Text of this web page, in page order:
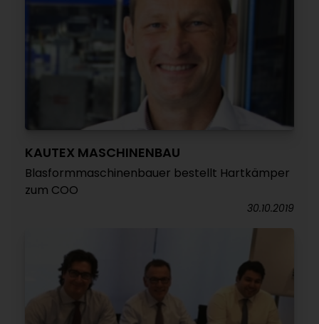
KAUTEX MASCHINENBAU
Blasformmaschinenbauer bestellt Hartkämper
zum COO
30.10.2019